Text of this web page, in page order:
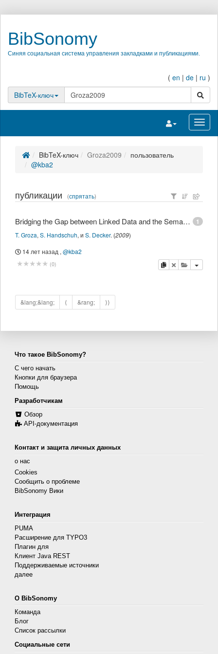
BibSonomy
Синяя социальная система управления закладками и публикациями.
( en | de | ru )
BibTeX-ключ
поиск
Переключить
BibTeX-ключ Groza2009
пользователь
@kba2
публикации (спрятать)
1
Bridging the Gap between Linked Data and the Semantic Desktop
T. Groza, S. Handschuh, и S. Decker. (2009)
14 лет назад , @kba2
(0) копировать
удалитьдобавить
&lang;&lang; ⟨ &rang; ⟩⟩
Что такое BibSonomy?
С чего начать
Кнопки для браузера
Помощь
Разработчикам
Обзор
API-документация
Контакт и защита личных данных
о нас
Cookies
Сообщить о проблеме
BibSonomy Вики
Интеграция
PUMA
Расширение для TYPO3
Плагин для
Клиент Java REST
Поддерживаемые источники
далее
О BibSonomy
Команда
Блог
Список рассылки
Социальные сети